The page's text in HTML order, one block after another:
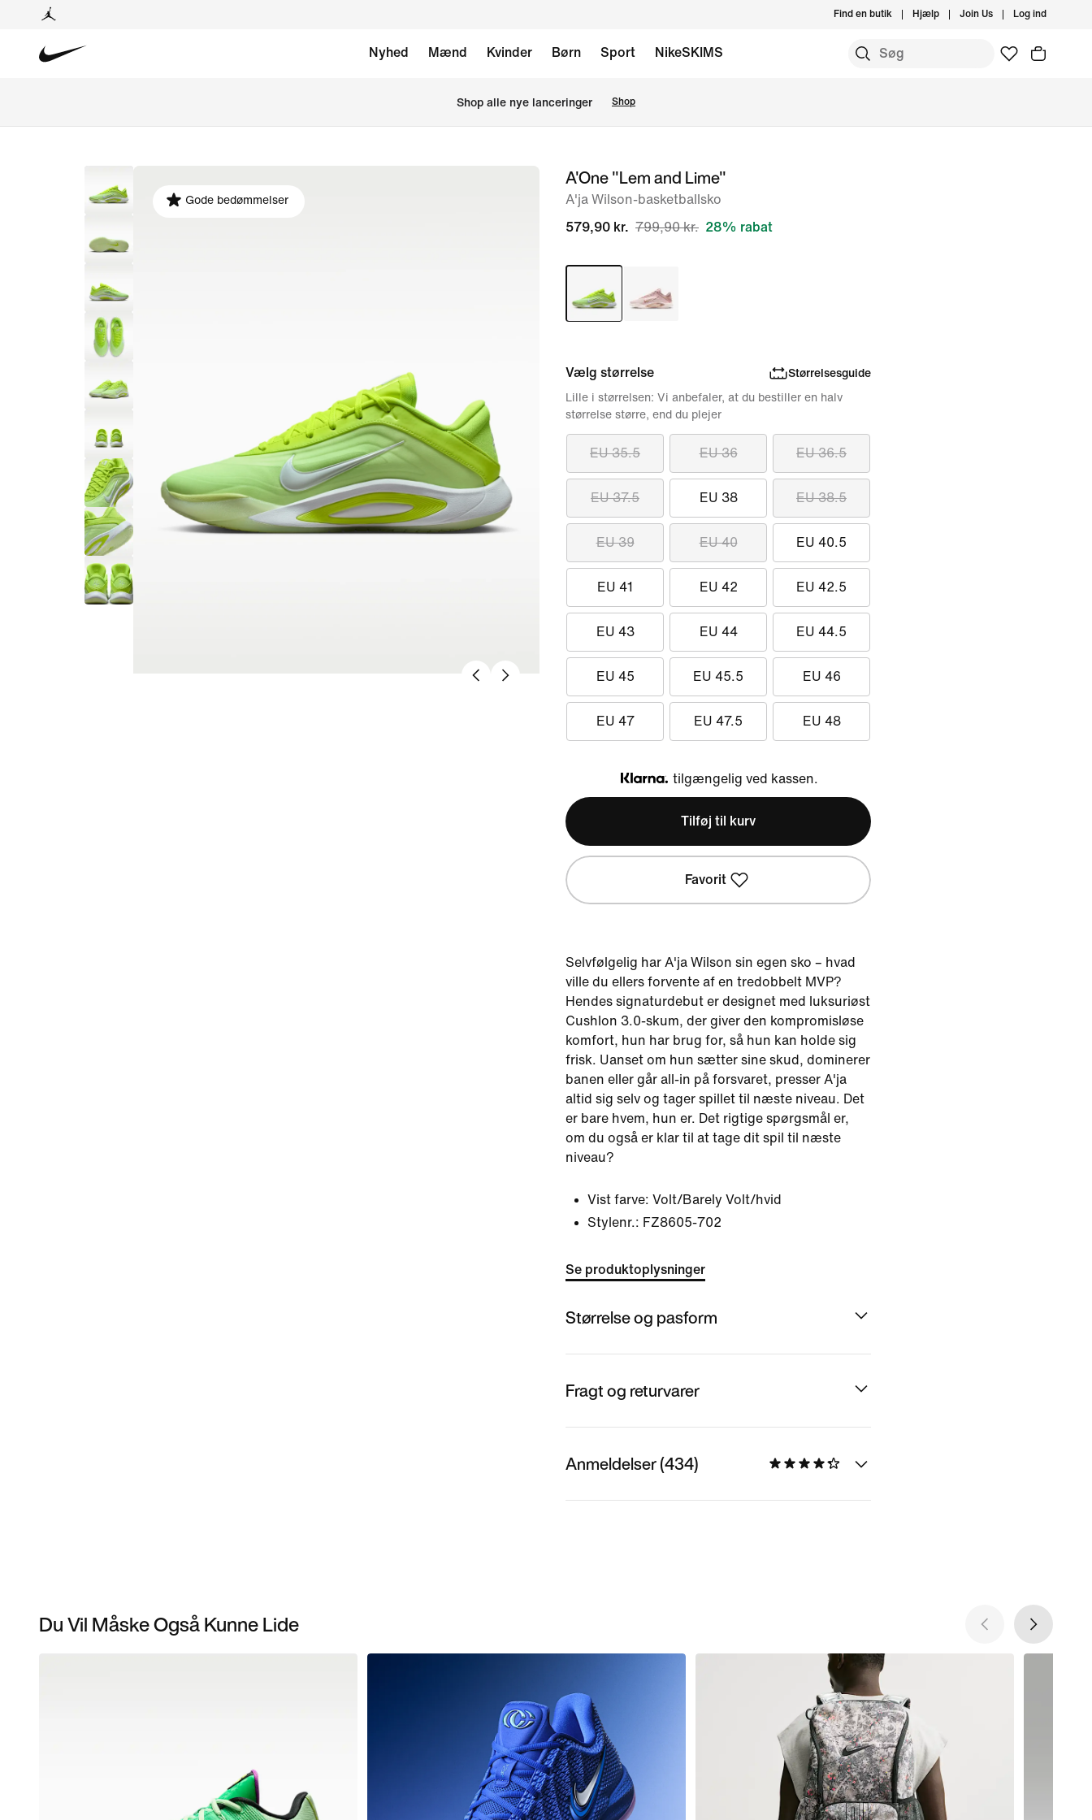
Find en butik Hjælp Join Us Log ind
Nyhed Mænd Kvinder Børn Sport NikeSKIMS
Shop alle nye lanceringer Shop
billede
Gode bedømmelser
A'One "Lem and Lime"
A'ja Wilson-basketballsko
579,90 kr. 799,90 kr. 28% rabat
Vælg størrelse Størrelsesguide
EU 35.5 EU 36 EU 36.5
EU 37.5 EU 38 EU 38.5
EU 39 EU 40 EU 40.5
EU 41 EU 42 EU 42.5
EU 43 EU 44 EU 44.5
EU 45 EU 45.5 EU 46
EU 47 EU 47.5 EU 48
Lille i størrelsen: Vi anbefaler, at du bestiller en halv
størrelse større, end du plejer
Klarna
tilgængelig ved kassen.
Tilføj til kurv
Favorit
Selvfølgelig har A'ja Wilson sin egen sko – hvad
ville du ellers forvente af en tredobbelt MVP?
Hendes signaturdebut er designet med luksuriøst
Cushlon 3.0-skum, der giver den kompromisløse
komfort, hun har brug for, så hun kan holde sig
frisk. Uanset om hun sætter sine skud, dominerer
banen eller går all-in på forsvaret, presser A'ja
altid sig selv og tager spillet til næste niveau. Det
er bare hvem, hun er. Det rigtige spørgsmål er,
om du også er klar til at tage dit spil til næste
niveau?
Vist farve: Volt/Barely Volt/hvid
Stylenr.: FZ8605-702
Se produktoplysninger
Størrelse og pasform
Fragt og returvarer
Anmeldelser (434)
Du Vil Måske Også Kunne Lide